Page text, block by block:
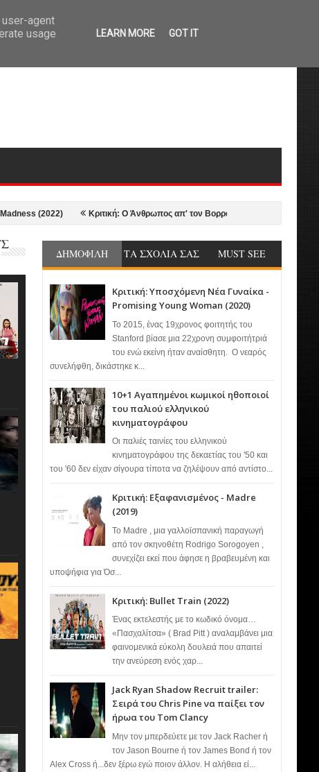
(2022) Κριτική: Ο Άνθρωπος απ' τον Βορρά - The Northman (2022)
ΔΗΜΟΦΙΛΗ ΤΑ ΣΧΟΛΙΑ ΣΑΣ MUST SEE
Κριτική: Υποσχόμενη Νέα Γυναίκα -
Promising Young Woman (2020)
Το 2015, ένας 19χρονος φοιτητής του
Stanford βίασε μια 22χρονη συμφοιτήτριά
του ενώ εκείνη ήταν αναίσθητη. Ο νεαρός
συνελήφθη, δικάστηκε κ...
10+1 Αγαπημένοι κωμικοί ηθοποιοί
του παλιού ελληνικού
κινηματογράφου
Οι παλιές ταινίες του ελληνικού
κινηματογράφου της δεκαετίας του '50 και
του '60 δεν είχαν σίγουρα τίποτα να ζηλέψουν από αντίστο...
Κριτική: Εξαφανισμένος - Madre
(2019)
Το Madre , μια γαλλοϊσπανική παραγωγή
από τον σκηνοθέτη Rodrigo Sorogoyen ,
συνεχίζει εκεί που άφησε η βραβευμένη και
υποψήφια για Όσ...
Κριτική: Bullet Train (2022)
Ένας εκτελεστής με το κωδικό όνομα…
«Πασχαλίτσα» ( Brad Pitt ) αναλαμβάνει μια
φαινομενικά εύκολη δουλειά που απαιτεί
την ανεύρεση ενός χαρ...
Jack Ryan Shadow Recruit trailer:
Σειρά του Chris Pine να παίξει τον
ήρωα του Tom Clancy
Μην τον μπερδεύετε με τον Jack Racher ή
τον Jason Bourne ή τον James Bond ή τον
Alex Cross ή...δεν ξέρω εγώ ποιον άλλον. Η αλήθεια εί...
agent
usage
LEARN MORE GOT IT